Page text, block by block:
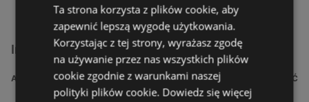
Inne sklepy Supermarkety w pobliżu
ADRES ODLEGŁOŚĆ
Ta strona korzysta z plików cookie, aby
zapewnić lepszą wygodę użytkowania.
Korzystając z tej strony, wyrażasz zgodę
na używanie przez nas wszystkich plików
cookie zgodnie z warunkami naszej
polityki plików cookie. Dowiedz się więcej